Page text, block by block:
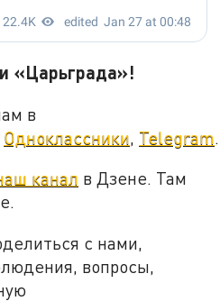
«Царьграда»!
в
Одноклассники Telegram
канал в Дзене. Там
с нами,
вопросы,